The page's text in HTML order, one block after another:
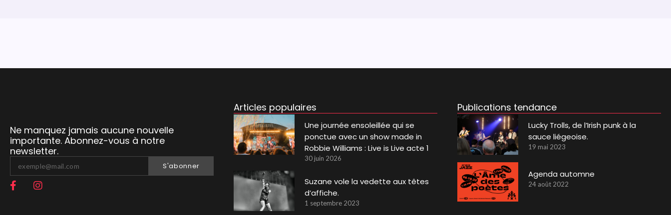
Ne manquez jamais aucune nouvelle
importante. Abonnez-vous à notre
newsletter.
S'abonner
Articles populaires
Une journée ensoleillée qui se
ponctue avec un show made in
Robbie Williams : Live is Live acte 1
30 juin 2026
Suzane vole la vedette aux têtes
d’affiche.
1 septembre 2023
Publications tendance
Lucky Trolls, de l’Irish punk à la
sauce liégeoise.
19 mai 2023
Agenda automne
24 août 2022